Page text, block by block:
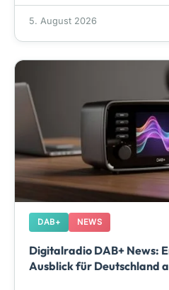
5. August 2026
DAB+ NEWS
Digitalradio DAB+ News:
Ausblick für Deutschland